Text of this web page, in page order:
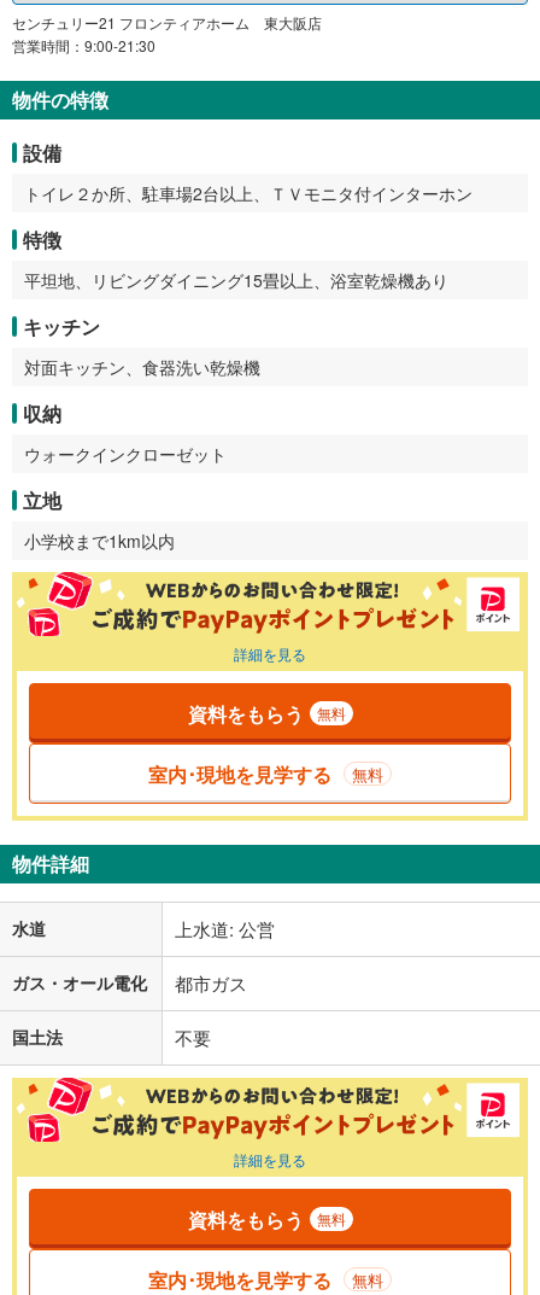
センチュリー21 フロンティアホーム 東大阪店
営業時間：9:00-21:30
物件の特徴
設備
トイレ２か所、駐車場2台以上、ＴＶモニタ付インターホン
特徴
平坦地、リビングダイニング15畳以上、浴室乾燥機あり
キッチン
対面キッチン、食器洗い乾燥機
収納
ウォークインクローゼット
立地
小学校まで1km以内
詳細を見る
資料をもらう 無料
室内･現地を見学する 無料
物件詳細
水道 上水道: 公営
ガス・オール電化 都市ガス
国土法 不要
詳細を見る
資料をもらう 無料
室内･現地を見学する 無料